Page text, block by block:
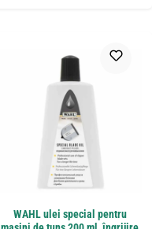
WAHL ulei special pentru